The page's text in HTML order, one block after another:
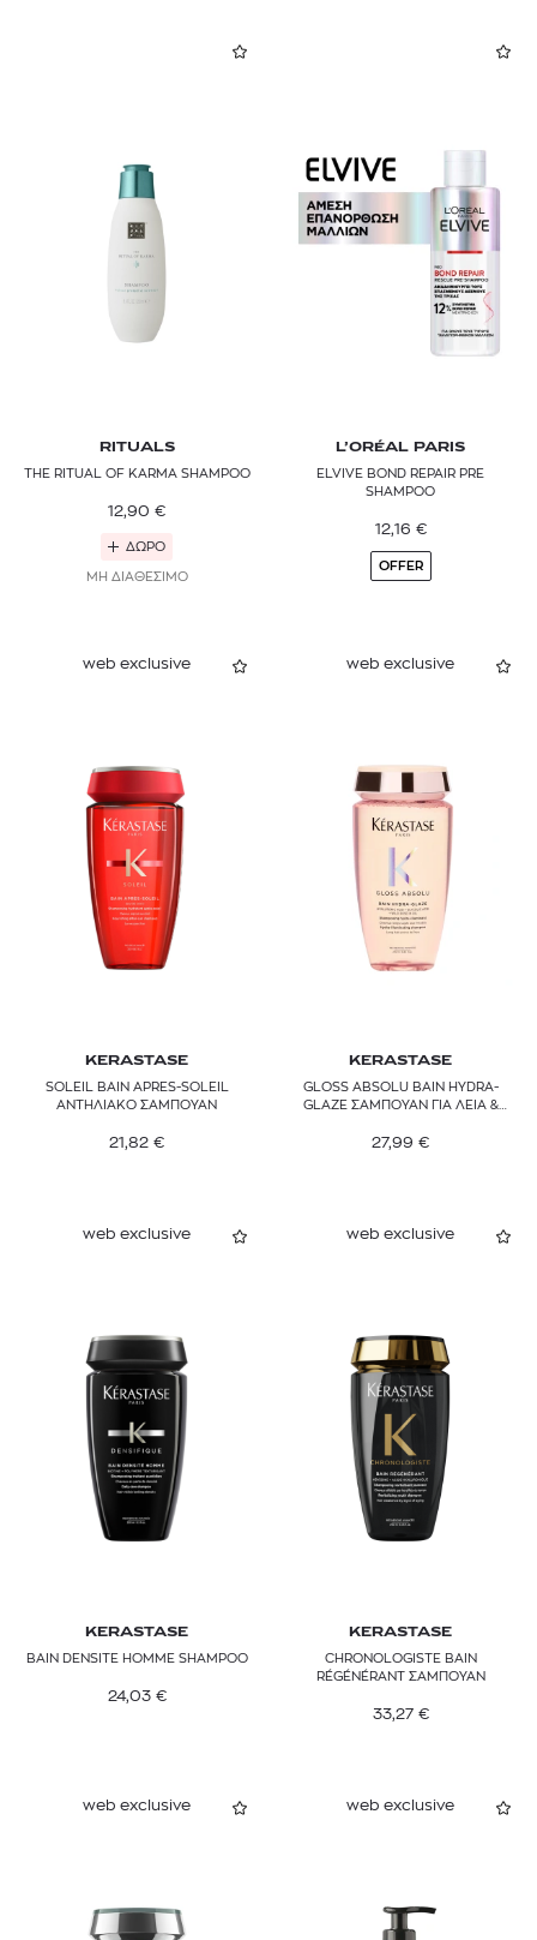
RITUALS
THE RITUAL OF KARMA SHAMPOO
12,90 €
ΔΩΡΟ
ΜΗ ΔΙΑΘΕΣΙΜΟ
L’ORÉAL PARIS
ELVIVE BOND REPAIR PRE
SHAMPOO
12,16 €
OFFER
web exclusive
KERASTASE
SOLEIL BAIN APRES-SOLEIL
ΑΝΤΗΛΙΑΚΟ ΣΑΜΠΟΥΑΝ
21,82 €
web exclusive
KERASTASE
GLOSS ABSOLU BAIN HYDRA-
GLAZE ΣΑΜΠΟΥΑΝ ΓΙΑ ΛΕΙΑ &
27,99 €
web exclusive
KERASTASE
BAIN DENSITE HOMME SHAMPOO
24,03 €
web exclusive
KERASTASE
CHRONOLOGISTE BAIN
RÉGÉNÉRANT ΣΑΜΠΟΥΑΝ
33,27 €
web exclusive web exclusive